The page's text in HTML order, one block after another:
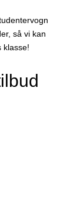
så vi kan
klasse!